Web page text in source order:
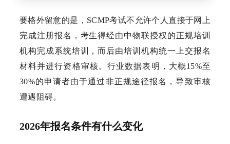
要格外留意的是，SCMP考试不允许个人直接于网上
完成注册报名，考生得经由中物联授权的正规培训
机构完成系统培训，而后由培训机构统一上交报名
材料并进行资格审核。行业数据表明，大概15%至
30%的申请者由于通过非正规途径报名，导致审核
遭遇阻碍。
2026年报名条件有什么变化